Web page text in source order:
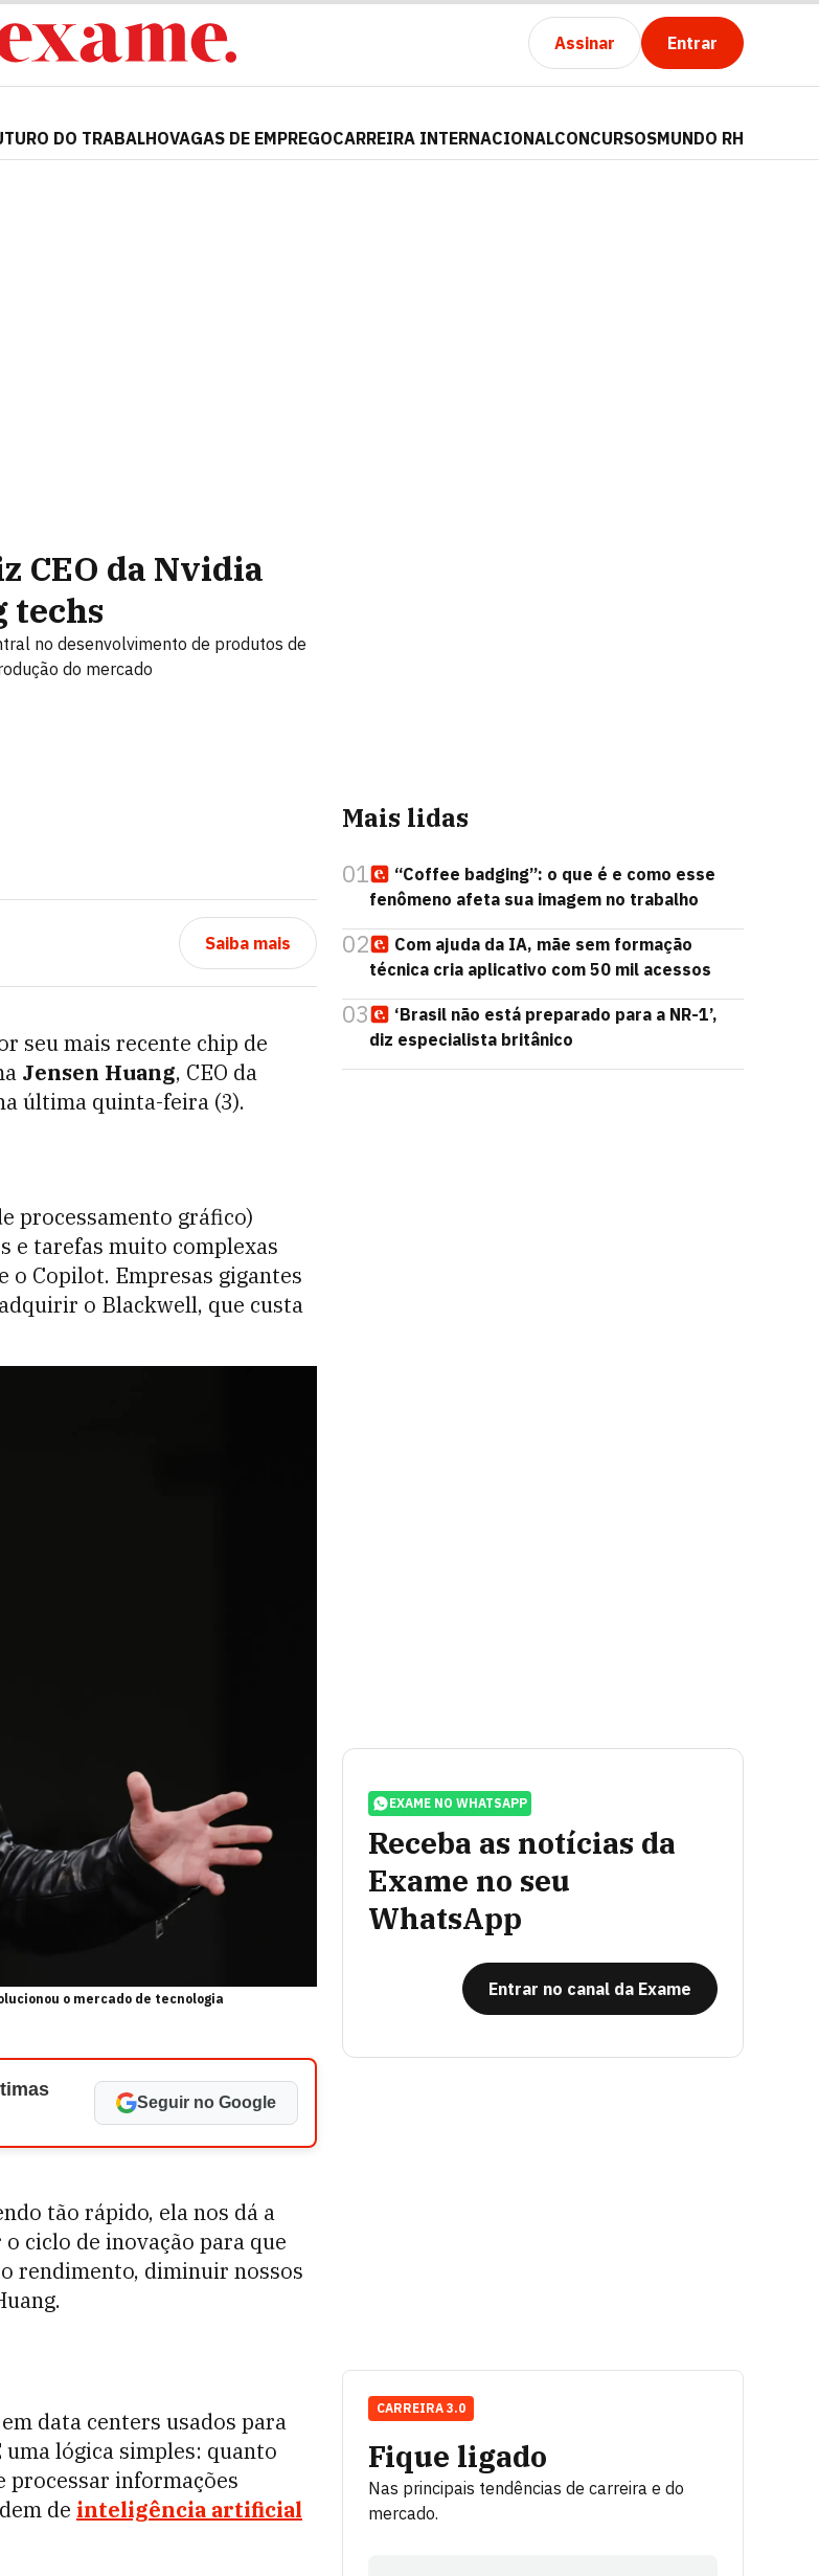
Assinar Entrar
DO TRABALHOVAGAS DE EMPREGOCARREIRA INTERNACIONALCONCURSOSMUNDO RH
CEO da Nvidia
techs
no desenvolvimento de produtos de
do mercado
Saiba mais
seu mais recente chip de
Jensen Huang, CEO da
última quinta-feira (3).
processamento gráfico)
e tarefas muito complexas
o Copilot. Empresas gigantes
o Blackwell, que custa
o mercado de tecnologia
Seguir no Google
tão rápido, ela nos dá a
ciclo de inovação para que
rendimento, diminuir nossos
data centers usados para
lógica simples: quanto
processar informações
de inteligência artificial
Mais lidas
01
“Coffee badging”: o que é e como esse
fenômeno afeta sua imagem no trabalho
02
Com ajuda da IA, mãe sem formação
técnica cria aplicativo com 50 mil acessos
03
‘Brasil não está preparado para a NR-1’,
diz especialista britânico
EXAME NO WHATSAPP
Receba as notícias da
Exame no seu
WhatsApp
Entrar no canal da Exame
Fique ligado
Nas principais tendências de carreira e do
mercado.
CARREIRA 3.0